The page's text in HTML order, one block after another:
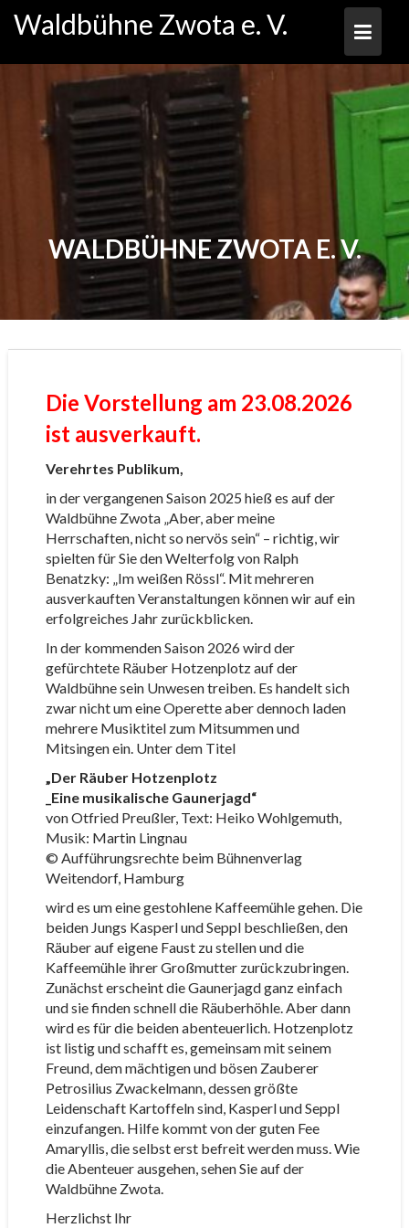
Waldbühne Zwota e. V.
WALDBÜHNE ZWOTA E. V.
Die Vorstellung am 23.08.2026
ist ausverkauft.
Verehrtes Publikum,
in der vergangenen Saison 2025 hieß es auf der
Waldbühne Zwota „Aber, aber meine
Herrschaften, nicht so nervös sein“ – richtig, wir
spielten für Sie den Welterfolg von Ralph
Benatzky: „Im weißen Rössl“. Mit mehreren
ausverkauften Veranstaltungen können wir auf ein
erfolgreiches Jahr zurückblicken.
In der kommenden Saison 2026 wird der
gefürchtete Räuber Hotzenplotz auf der
Waldbühne sein Unwesen treiben. Es handelt sich
zwar nicht um eine Operette aber dennoch laden
mehrere Musiktitel zum Mitsummen und
Mitsingen ein. Unter dem Titel
„Der Räuber Hotzenplotz
_Eine musikalische Gaunerjagd“
von Otfried Preußler, Text: Heiko Wohlgemuth,
Musik: Martin Lingnau
© Aufführungsrechte beim Bühnenverlag
Weitendorf, Hamburg
wird es um eine gestohlene Kaffeemühle gehen. Die
beiden Jungs Kasperl und Seppl beschließen, den
Räuber auf eigene Faust zu stellen und die
Kaffeemühle ihrer Großmutter zurückzubringen.
Zunächst erscheint die Gaunerjagd ganz einfach
und sie finden schnell die Räuberhöhle. Aber dann
wird es für die beiden abenteuerlich. Hotzenplotz
ist listig und schafft es, gemeinsam mit seinem
Freund, dem mächtigen und bösen Zauberer
Petrosilius Zwackelmann, dessen größte
Leidenschaft Kartoffeln sind, Kasperl und Seppl
einzufangen. Hilfe kommt von der guten Fee
Amaryllis, die selbst erst befreit werden muss. Wie
die Abenteuer ausgehen, sehen Sie auf der
Waldbühne Zwota.
Herzlichst Ihr